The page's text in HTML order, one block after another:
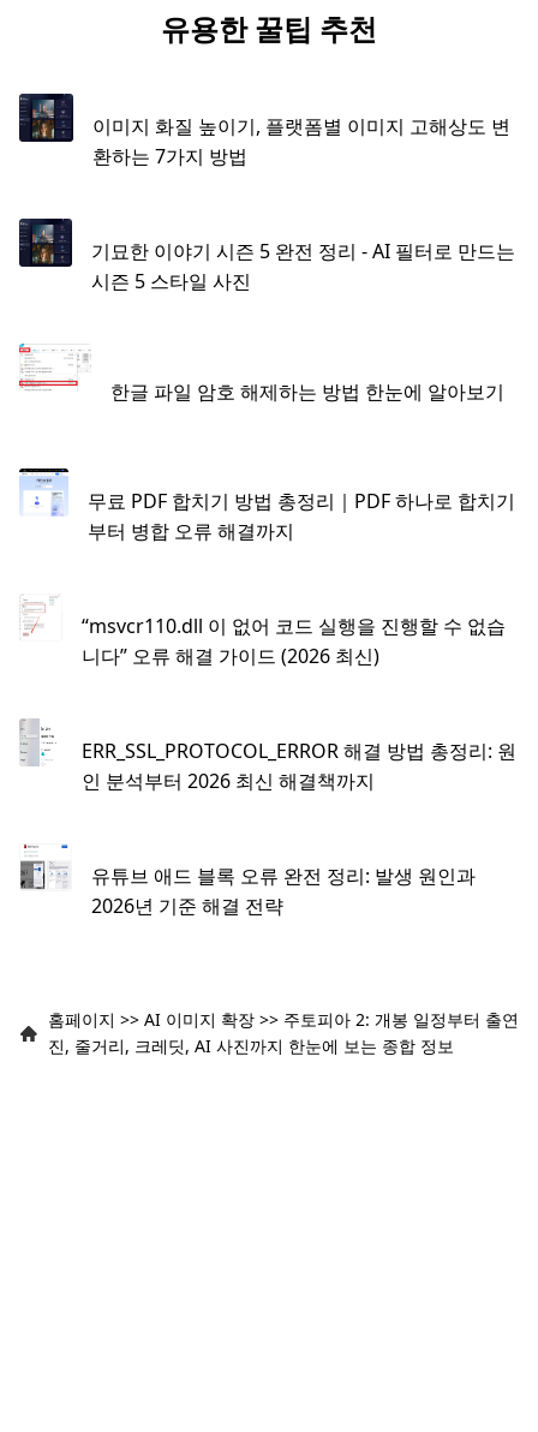
유용한 꿀팁 추천
이미지 화질 높이기, 플랫폼별 이미지 고해상도 변
환하는 7가지 방법
기묘한 이야기 시즌 5 완전 정리 - AI 필터로 만드는
시즌 5 스타일 사진
한글 파일 암호 해제하는 방법 한눈에 알아보기
무료 PDF 합치기 방법 총정리｜PDF 하나로 합치기
부터 병합 오류 해결까지
“msvcr110.dll 이 없어 코드 실행을 진행할 수 없습
니다” 오류 해결 가이드 (2026 최신)
ERR_SSL_PROTOCOL_ERROR 해결 방법 총정리: 원
인 분석부터 2026 최신 해결책까지
유튜브 애드 블록 오류 완전 정리: 발생 원인과
2026년 기준 해결 전략
홈페이지 >> AI 이미지 확장 >> 주토피아 2: 개봉 일정부터 출연
진, 줄거리, 크레딧, AI 사진까지 한눈에 보는 종합 정보